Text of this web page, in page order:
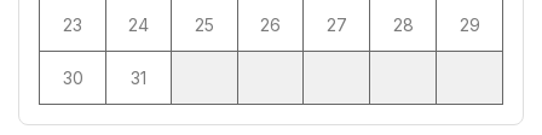
23 24 25 26 27 28 29
30 31